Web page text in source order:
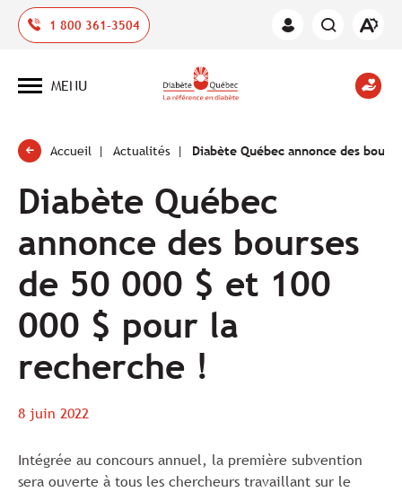
1 800 361-3504
Espace
Ouvrir
Ouvrir
site
MENU
Accueil Actualités Diabète Québec annonce des
Diabète Québec
annonce des bourses
de 50 000 $ et 100
000 $ pour la
recherche !
8 juin 2022
Intégrée au concours annuel, la première subvention
sera ouverte à tous les chercheurs travaillant sur le